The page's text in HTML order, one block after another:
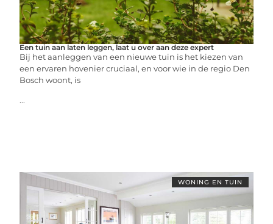
Een tuin aan laten leggen, laat u over aan deze expert
Bij het aanleggen van een nieuwe tuin is het kiezen van
een ervaren hovenier cruciaal, en voor wie in de regio Den
Bosch woont, is
...
WONING EN TUIN